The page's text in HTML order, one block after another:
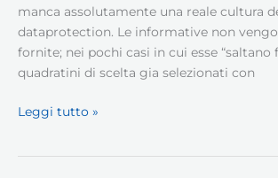
manca assolutamente una reale cultura
dataprotection. Le informative non
fornite; nei pochi casi in cui esse “saltano
quadratini di scelta gia selezionati con
Cultura
Leggi tutto »